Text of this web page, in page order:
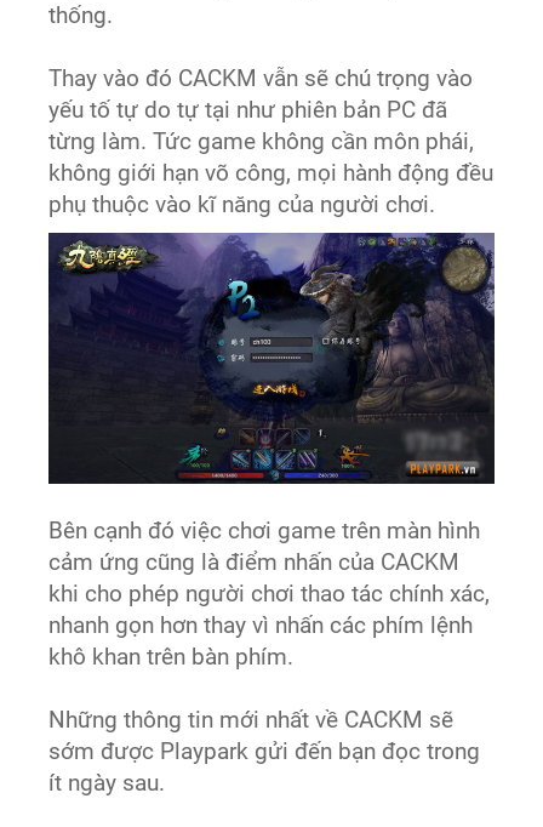
thống.
Thay vào đó CACKM vẫn sẽ chú trọng vào
yếu tố tự do tự tại như phiên bản PC đã
từng làm. Tức game không cần môn phái,
không giới hạn võ công, mọi hành động đều
phụ thuộc vào kĩ năng của người chơi.
Bên cạnh đó việc chơi game trên màn hình
cảm ứng cũng là điểm nhấn của CACKM
khi cho phép người chơi thao tác chính xác,
nhanh gọn hơn thay vì nhấn các phím lệnh
khô khan trên bàn phím.
Những thông tin mới nhất về CACKM sẽ
sớm được Playpark gửi đến bạn đọc trong
ít ngày sau.